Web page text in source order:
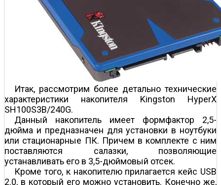
Итак, рассмотрим более детально технические
характеристики накопителя Kingston HyperX
SH100S3B/240G.
Данный накопитель имеет формфактор 2,5-
дюйма и предназначен для установки в ноутбуки
или стационарные ПК. Причем в комплекте с ним
поставляются салазки, позволяющие
устанавливать его в 3,5-дюймовый отсек.
Кроме того, к накопителю прилагается кейс USB
2.0, в который его можно установить. Конечно же,